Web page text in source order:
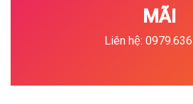
MÃI
Liên hệ: